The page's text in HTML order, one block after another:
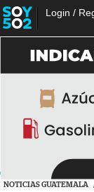
Login /
NOTICIAS GUATEMALA